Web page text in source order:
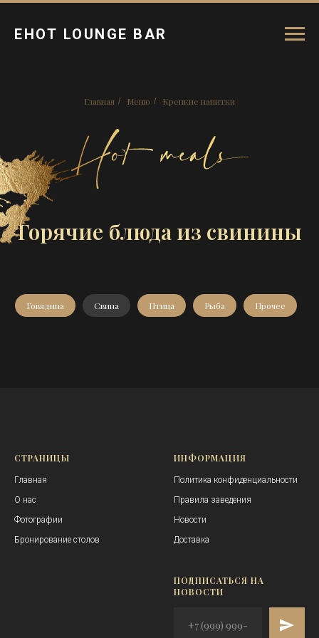
ЕНОТ LOUNGE BAR
Главная / Меню / Крепкие напитки
Горячие блюда из свинины
Говядина Свина Птица Рыба Прочее
СТРАНИЦЫ
Главная
О нас
Фотографии
Бронирование столов
ИНФОРМАЦИЯ
Политика конфиденциальности
Правила заведения
Новости
Доставка
ПОДПИСАТЬСЯ НА
НОВОСТИ